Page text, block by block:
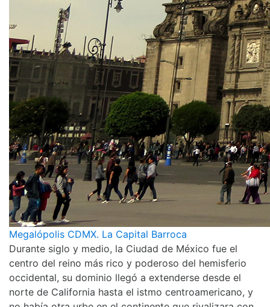
Megalópolis CDMX. La Capital Barroca
Durante siglo y medio, la Ciudad de México fue el
centro del reino más rico y poderoso del hemisferio
occidental, su dominio llegó a extenderse desde el
norte de California hasta el istmo centroamericano, y